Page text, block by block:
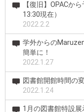
【復旧】OPACか
13:30現在）
2022.2.2
学外からの
簡単に！
2022.1.27
図書館開館時間の
2022.1.24
1月の図書館特設展